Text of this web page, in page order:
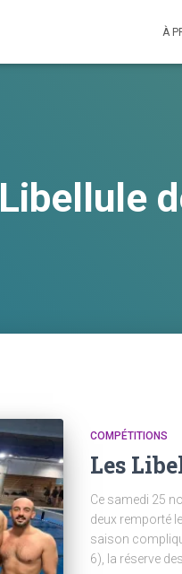
À
Libellule
COMPÉTITIONS
Les
Ce samedi 25
deux remporté
saison
6), la réserve